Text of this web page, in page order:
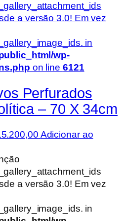
a versão 3.0! Em vez
in
wp-
on line 6121
Perfurados
– 70 X 34cm
O
é:
R$15.200,00.
Adicionar ao
a versão 3.0! Em vez
in